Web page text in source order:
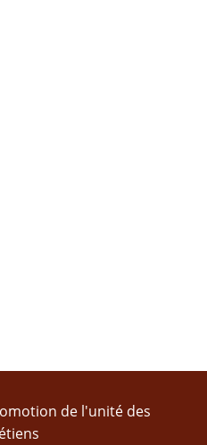
de l'unité des